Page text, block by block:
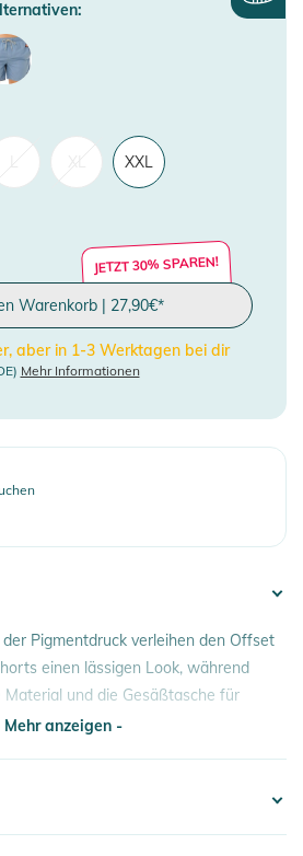
XXL
JETZT 30% SPAREN!
Warenkorb | 27,90€*
aber in 1-3 Werktagen bei dir
Mehr Informationen
Pigmentdruck verleihen den Offset
einen lässigen Look, während
Material und die Gesäßtasche für
100% Polyester
Mehr anzeigen -